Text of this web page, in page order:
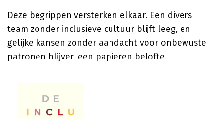
Deze begrippen versterken elkaar. Een divers
team zonder inclusieve cultuur blijft leeg, en
gelijke kansen zonder aandacht voor onbewuste
patronen blijven een papieren belofte.